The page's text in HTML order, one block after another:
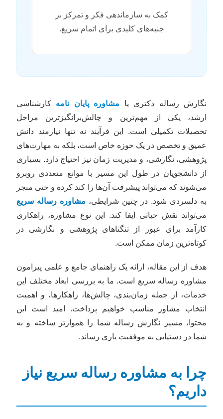
کمک به سازماندهی فکر و تمرکز بر
جنبه‌های کلیدی برای اتمام سریع.
نگارش رساله دکتری یامشاوره پایان نامه
کارشناسی
ارشد، یکی از مهم‌ترین و چالش‌برانگیزترین مراحل
تحصیلات تکمیلی است. این فرآیند نه تنها نیازمند دانش
عمیق و تخصص در یک حوزه خاص است، بلکه به مهارت‌های
پژوهشی، نگارشی، و مدیریت زمان نیز احتیاج دارد. بسیاری
از دانشجویان در طول این مسیر با موانع متعددی روبرو
می‌شوند که می‌تواند پیشرفت آن‌ها را کند کرده و حتی منجر
به دلسردی شود. در چنین شرایطی،مشاوره رساله سریع
می‌تواند نقش حیاتی ایفا کند. این نوع مشاوره، راهکاری
کارآمد برای عبور از تنگناهای پژوهشی و نگارشی در
کوتاه‌ترین زمان ممکن است.
هدف از این مقاله، ارائه یک راهنمای جامع و علمی پیرامون
مشاوره رساله سریع است. ما به بررسی ابعاد مختلف این
خدمات، از جمله زمان‌بندی، چالش‌ها، راهکارها، و اهمیت
انتخاب مشاور مناسب خواهیم پرداخت. امید است این
محتوا، مسیر نگارش رساله شما را هموارتر ساخته و به
شما در دستیابی به موفقیت یاری رساند.
چرا به مشاوره رساله سریع نیاز
داریم؟